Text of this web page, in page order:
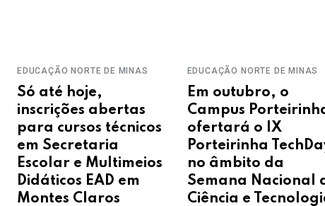
EDUCAÇÃO NORTE DE MINAS
Só até hoje,
inscrições abertas
para cursos técnicos
em Secretaria
Escolar e Multimeios
Didáticos EAD em
Montes Claros
EDUCAÇÃO NORTE DE MINAS
Em outubro, o
Campus
ofertará o IX
Porteirinha
no âmbito da
Semana Nacional
Ciência e